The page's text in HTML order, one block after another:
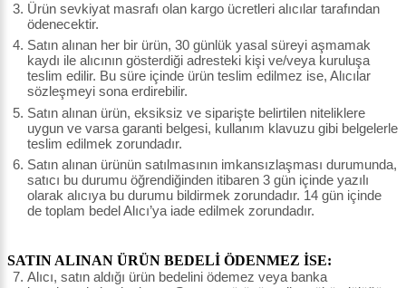
Ürün sevkiyat masrafı olan kargo ücretleri alıcılar tarafından
ödenecektir.
Satın alınan her bir ürün, 30 günlük yasal süreyi aşmamak
kaydı ile alıcının gösterdiği adresteki kişi ve/veya kuruluşa
teslim edilir. Bu süre içinde ürün teslim edilmez ise, Alıcılar
sözleşmeyi sona erdirebilir.
Satın alınan ürün, eksiksiz ve siparişte belirtilen niteliklere
uygun ve varsa garanti belgesi, kullanım klavuzu gibi belgelerle
teslim edilmek zorundadır.
Satın alınan ürünün satılmasının imkansızlaşması durumunda,
satıcı bu durumu öğrendiğinden itibaren 3 gün içinde yazılı
olarak alıcıya bu durumu bildirmek zorundadır. 14 gün içinde
de toplam bedel Alıcı’ya iade edilmek zorundadır.
SATIN ALINAN ÜRÜN BEDELİ ÖDENMEZ İSE:
Alıcı, satın aldığı ürün bedelini ödemez veya banka